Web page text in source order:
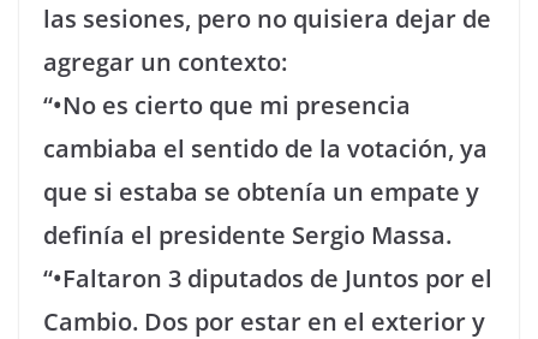
las sesiones, pero no quisiera dejar de
agregar un contexto:
“•No es cierto que mi presencia
cambiaba el sentido de la votación, ya
que si estaba se obtenía un empate y
definía el presidente Sergio Massa.
“•Faltaron 3 diputados de Juntos por el
Cambio. Dos por estar en el exterior y